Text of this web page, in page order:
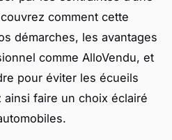
comment cette
démarches, les avantages
comme AlloVendu, et
pour éviter les écueils
faire un choix éclairé